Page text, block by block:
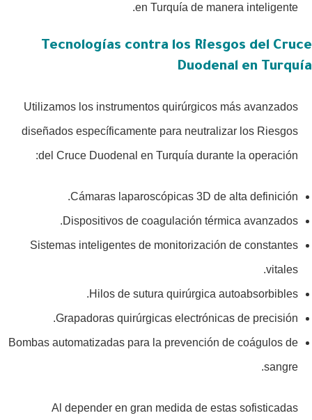
en Turquía de manera inteligente.
Tecnologías contra los Riesgos del Cruce
Duodenal en Turquía
Utilizamos los instrumentos quirúrgicos más avanzados
diseñados específicamente para neutralizar los Riesgos
del Cruce Duodenal en Turquía durante la operación:
Cámaras laparoscópicas 3D de alta definición.
Dispositivos de coagulación térmica avanzados.
Sistemas inteligentes de monitorización de constantes
vitales.
Hilos de sutura quirúrgica autoabsorbibles.
Grapadoras quirúrgicas electrónicas de precisión.
Bombas automatizadas para la prevención de coágulos de
sangre.
Al depender en gran medida de estas sofisticadas